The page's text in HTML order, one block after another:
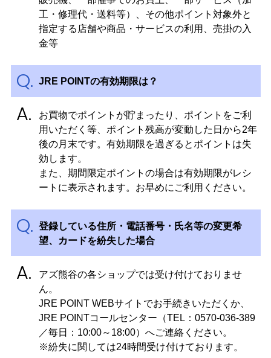
工・修理代・送料等）、その他ポイント対象外と
指定する店舗や商品・サービスの利用、売掛の入
金等
JRE POINTの有効期限は？
お買物でポイントが貯まったり、ポイントをご利
用いただく等、ポイント残高が変動した日から2年
後の月末です。有効期限を過ぎるとポイントは失
効します。
また、期間限定ポイントの場合は有効期限がレシ
ートに表示されます。お早めにご利用ください。
登録している住所・電話番号・氏名等の変更希
望、カードを紛失した場合
アズ熊谷の各ショップでは受け付けておりませ
ん。
JRE POINT WEBサイトでお手続きいただくか、
JRE POINTコールセンター（TEL：0570‐036‐389
／毎日：10:00～18:00）へご連絡ください。
※紛失に関しては24時間受け付けております。